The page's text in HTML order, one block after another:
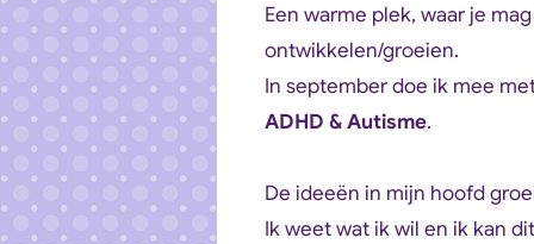
Een warme plek, waar je mag
ontwikkelen/groeien.
In september doe ik mee
ADHD & Autisme.
De ideeën in mijn hoofd
Ik weet wat ik wil en ik kan